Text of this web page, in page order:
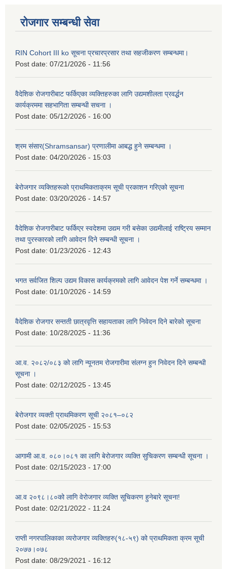
रोजगार सम्बन्धी सेवा
RIN Cohort III ko सूचना प्रचारप्रसार तथा सहजीकरण सम्बन्धमा।
Post date: 07/21/2026 - 11:56
वैदेशिक रोजगारीबाट फर्किएका व्यक्तिहरुका लागि उद्यमशीलता प्रवर्द्धन
कार्यक्रममा सहभागिता सम्बन्धी सचना ।
Post date: 05/12/2026 - 16:00
श्रम संसार(Shramsansar) प्रणालीमा आबद्ध हुने सम्बन्धमा ।
Post date: 04/20/2026 - 15:03
बेरोजगार व्यक्तिहरूको प्राथमिकताक्रम सूची प्रकाशन गरिएको सूचना
Post date: 03/20/2026 - 14:57
वैदेशिक रोजगारीबाट फर्किएर स्वदेशमा उद्यम गरी बसेका उद्यमीलाई राष्ट्रिय सम्मान
तथा पुरस्कारको लागि आवेदन दिने सम्बन्धी सूचना ।
Post date: 01/23/2026 - 12:43
भगत सर्वजित शिल्प उद्यम विकास कार्यक्रमको लागि आवेदन पेश गर्ने सम्बन्धमा ।
Post date: 01/10/2026 - 14:59
वैदेशिक रोजगार सन्तती छात्रवृत्ति सहायताका लागि निवेदन दिने बारेको सूचना
Post date: 10/28/2025 - 11:36
आ.व. २०८२/०८३ को लागि न्यूनतम रोजगारीमा संलग्न हुन निवेदन दिने सम्बन्धी
सूचना ।
Post date: 02/12/2025 - 13:45
बेरोजगार व्यक्ती प्राथमिकरण सूची २०८१–०८२
Post date: 02/05/2025 - 15:53
आगामी आ.व. ०८०।०८१ का लागि बेरोजगार व्यक्ति सुचिकरण सम्बन्धी सूचना ।
Post date: 02/15/2023 - 17:00
आ.व २०९८।८०को लागि वेरोजगार व्यक्ति सूचिकरण हुनेबारे सूचना!
Post date: 02/21/2022 - 11:24
राप्ती नगरपालिकाका व्यरोजगार व्यक्तिहरु(१८-५९) को प्राथमिकता क्रम सूची
२०७७।०७८
Post date: 08/29/2021 - 16:12